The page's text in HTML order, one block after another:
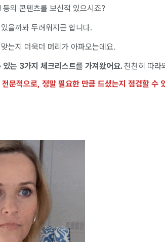
의 콘텐츠를 보신적 있으시죠?
을까봐 두려워지곤 합니다.
는지 더욱더 머리가 아파오는데요.
는 3가지 체크리스트를 가져왔어요.천천히 따라
문적으로, 정말 필요한 만큼 드셨는지 점검할 수